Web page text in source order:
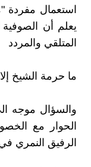
استعمال مفردة
يعلم أن
المتلقي والمردد
ما حرمة الشيخ
والسؤال موجه
الحوار مع
الرفيق النمري